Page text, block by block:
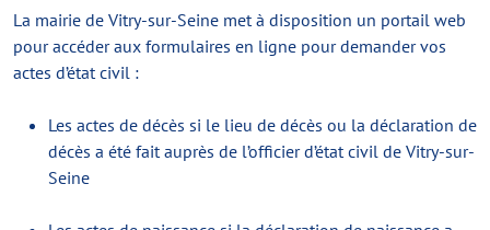
La mairie de Vitry-sur-Seine met à disposition un portail web
pour accéder aux formulaires en ligne pour demander vos
actes d’état civil :
Les actes de décès si le lieu de décès ou la déclaration de
décès a été fait auprès de l’officier d’état civil de Vitry-sur-
Seine